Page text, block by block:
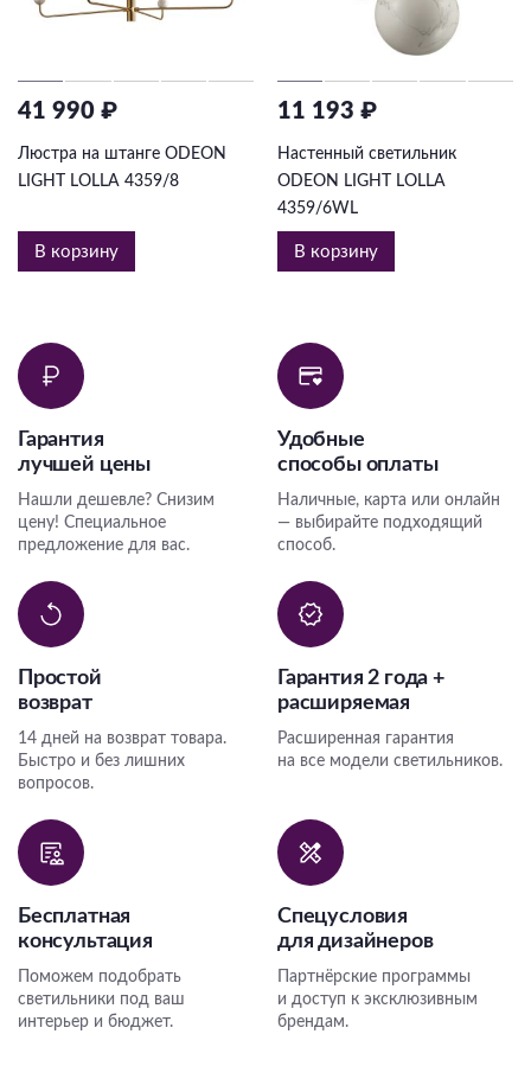
41 990 ₽
Люстра на штанге ODEON
LIGHT LOLLA 4359/8
В корзину
11 193 ₽
Настенный светильник
ODEON LIGHT LOLLA
4359/6WL
В корзину
Гарантия
лучшей цены
Нашли дешевле? Снизим
цену! Специальное
предложение для вас.
Удобные
способы оплаты
Наличные, карта или онлайн
— выбирайте подходящий
способ.
Простой
возврат
14 дней на возврат товара.
Быстро и без лишних
вопросов.
Гарантия 2 года +
расширяемая
Расширенная гарантия
на все модели светильников.
Бесплатная
консультация
Поможем подобрать
светильники под ваш
интерьер и бюджет.
Спецусловия
для дизайнеров
Партнёрские программы
и доступ к эксклюзивным
брендам.